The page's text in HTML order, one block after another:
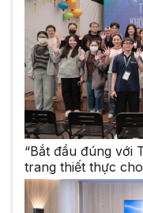
“Bắt đầu đúng với
trang thiết thực